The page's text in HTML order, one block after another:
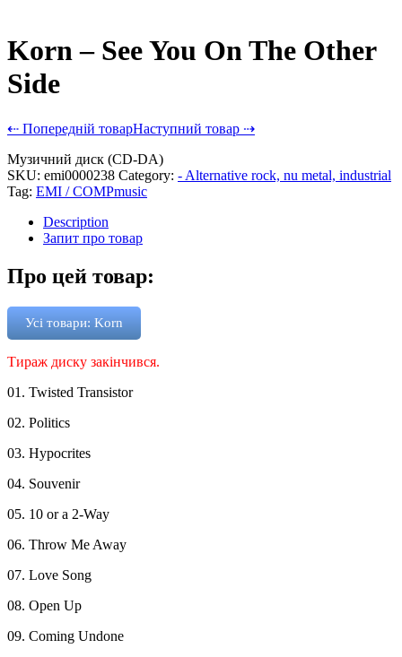
Korn – See You On The Other
Side
⇠ Попередній товарНаступний товар ⇢
Музичний диск (CD-DA)
SKU: emi0000238 Category: - Alternative rock, nu metal, industrial
Tag: EMI / COMPmusic
Description
Запит про товар
Про цей товар:
Усі товари: Korn
Тираж диску закінчився.
01. Twisted Transistor
02. Politics
03. Hypocrites
04. Souvenir
05. 10 or a 2-Way
06. Throw Me Away
07. Love Song
08. Open Up
09. Coming Undone